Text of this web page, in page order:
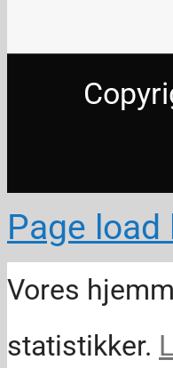
Page load
Vores
statistikker.